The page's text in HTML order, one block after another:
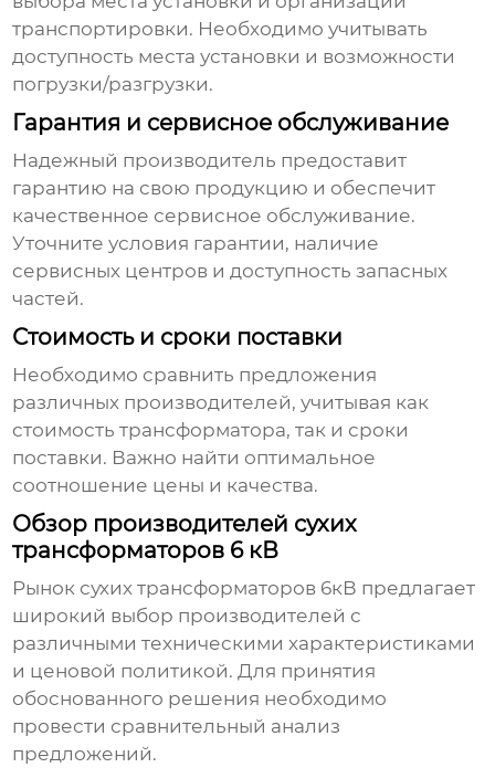
транспортировки. Необходимо учитывать
доступность места установки и возможности
погрузки/разгрузки.
Гарантия и сервисное обслуживание
Надежный производитель предоставит
гарантию на свою продукцию и обеспечит
качественное сервисное обслуживание.
Уточните условия гарантии, наличие
сервисных центров и доступность запасных
частей.
Стоимость и сроки поставки
Необходимо сравнить предложения
различных производителей, учитывая как
стоимость трансформатора, так и сроки
поставки. Важно найти оптимальное
соотношение цены и качества.
Обзор производителей сухих
трансформаторов 6 кВ
Рынок сухих трансформаторов 6кВ предлагает
широкий выбор производителей с
различными техническими характеристиками
и ценовой политикой. Для принятия
обоснованного решения необходимо
провести сравнительный анализ
предложений.